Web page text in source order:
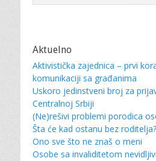
Aktuelno
Aktivistička zajednica – prvi
komunikaciji sa građanima
Uskoro jedinstveni broj za
Centralnoj Srbiji
(Ne)rešivi problemi porodica
Šta će kad ostanu bez roditelja?
Ono sve što ne znaš o meni
Osobe sa invaliditetom